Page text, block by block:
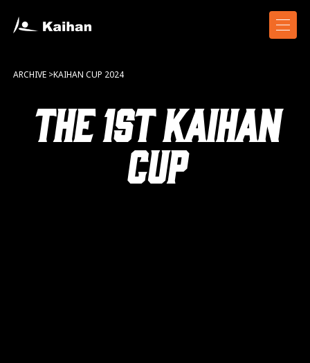
ARCHIVE >KAIHAN CUP 2024
The 1st KAIHAN
CUP